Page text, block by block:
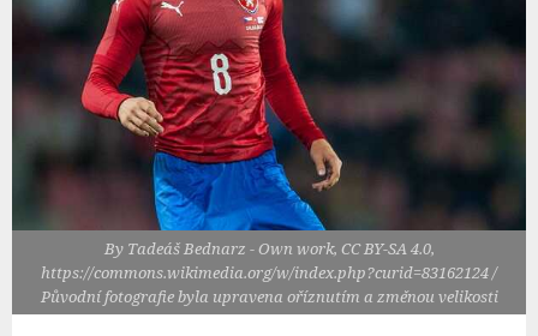
By Tadeáš Bednarz - Own work, CC BY-SA 4.0,
https://commons.wikimedia.org/w/index.php?curid=83162124 /
Původní fotografie byla upravena oříznutím a změnou velikosti